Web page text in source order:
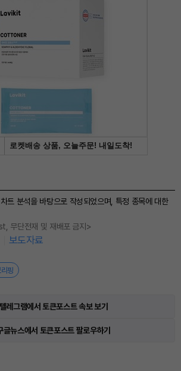
트 분석을 바탕으로 작성되었으며, 특정 종목에 대한
무단전재 및 재배포 금지>
보도자료
핑
레그램에서 토큰포스트 속보 보기
글뉴스에서 토큰포스트 팔로우하기